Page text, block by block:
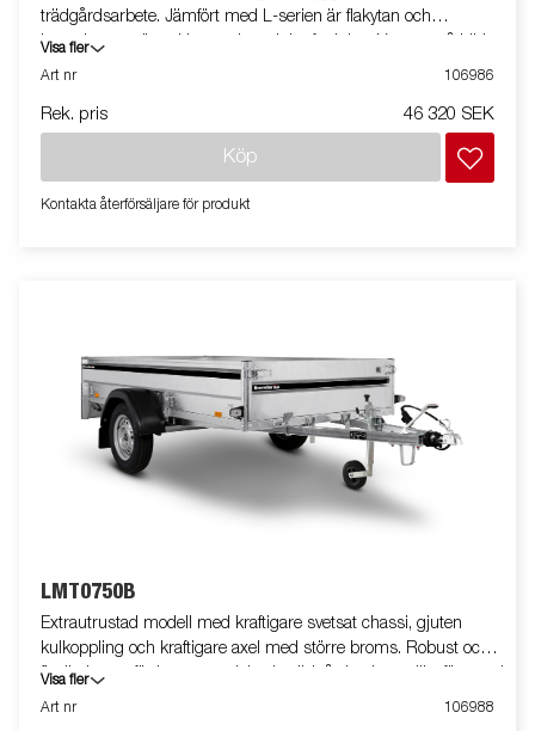
trädgårdsarbete. Jämfört med L-serien är flakytan och
kapaciteten större. Utrustad med tippfunktion. Vagnen på bilden
kan vara extrautrustad.
Visa fler
Art nr
106986
Rek. pris 46 320 SEK
Köp
Kontakta återförsäljare för produkt
LMT0750B
Extrautrustad modell med kraftigare svetsat chassi, gjuten
kulkoppling och kraftigare axel med större broms. Robust och
flexibel vagn för byggmaterial och trädgårdsarbete. Jämfört med
L-serien är flakytan och kapaciteten större. Utrustad med
Visa fler
Art nr
106988